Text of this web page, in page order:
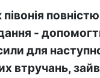
-
для
втручань,